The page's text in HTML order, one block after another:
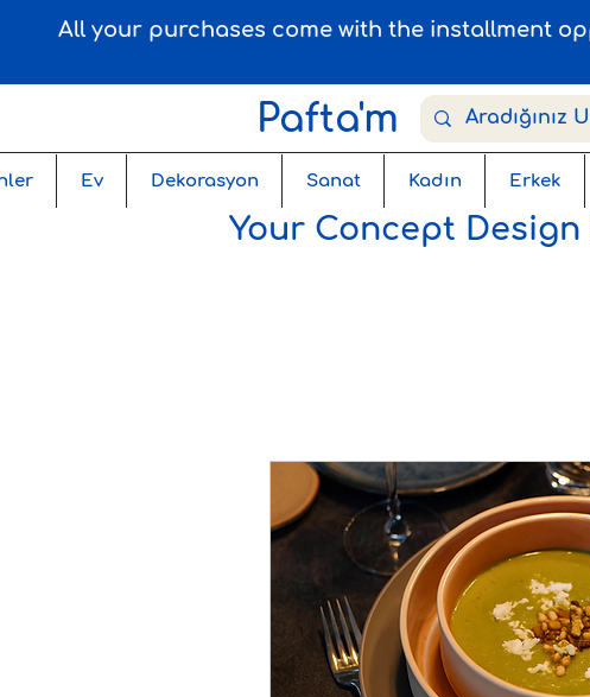
All your purchases come with the installment
Pafta'm
Ev Dekorasyon Sanat Kadın Erkek
Your Concept